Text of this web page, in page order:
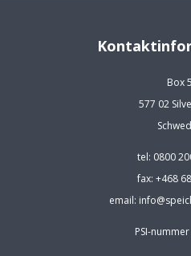
Box 5
577 02
tel: 0800
fax: +468
email:
PSI-